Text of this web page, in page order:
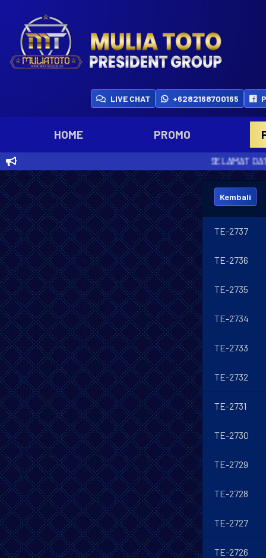
LIVE CHAT +6282168700165
HOME PROMO
SELAMAT DATANG DI
Kembali
TE-2737
TE-2736
TE-2735
TE-2734
TE-2733
TE-2732
TE-2731
TE-2730
TE-2729
TE-2728
TE-2727
TE-2726